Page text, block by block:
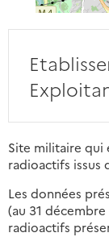
Site militaire qui
radioactifs issus
Les données
(au 31
radioactifs